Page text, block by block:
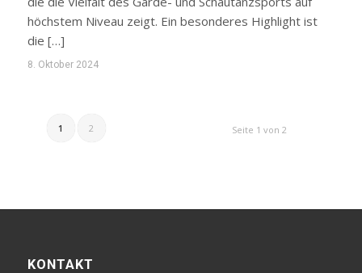
höchstem Niveau zeigt. Ein besonderes Highlight ist
die […]
8. Oktober 2024
Seite 1 von 2
1 2
KONTAKT